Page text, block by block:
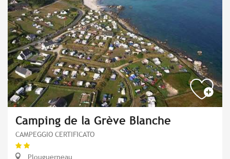
Camping de la Grève Blanche
CAMPEGGIO CERTIFICATO
Plouguerneau